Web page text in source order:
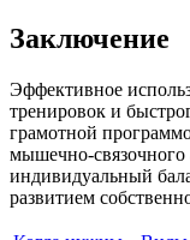
Заключение
Эффективное
тренировок и
грамотной
мышечно-связочного
индивидуальный
развитием